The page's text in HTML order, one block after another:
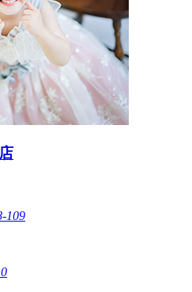
109